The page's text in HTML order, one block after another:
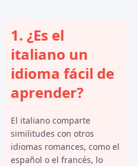
1. ¿Es el
italiano un
idioma fácil de
aprender?
El italiano comparte
similitudes con otros
idiomas romances, como el
español o el francés, lo